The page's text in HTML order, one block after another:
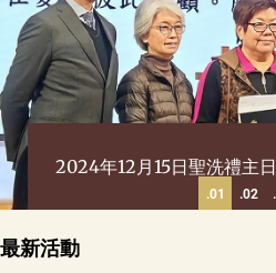
2024年12月15日聖洗禮主日
1 2
最新活動